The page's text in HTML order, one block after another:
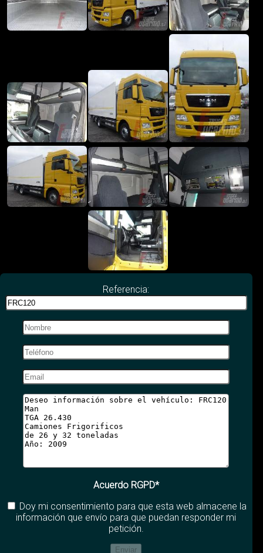
Referencia:
Acuerdo RGPD*
Doy mi consentimiento para que esta web almacene la
información que envío para que puedan responder mi
petición.